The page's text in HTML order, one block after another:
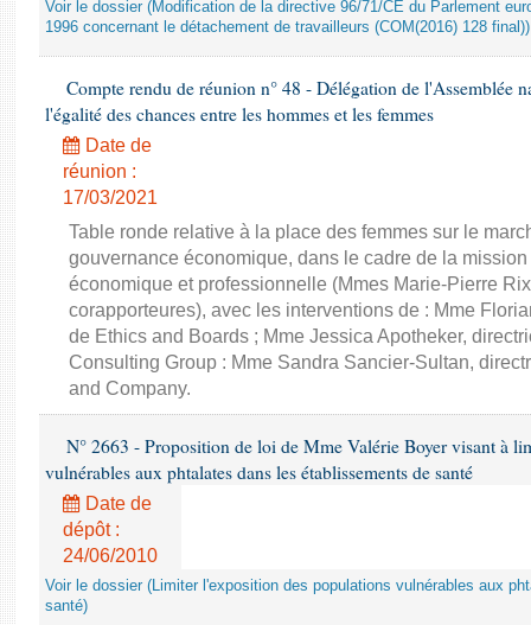
Voir le dossier (Modification de la directive 96/71/CE du Parlement
1996 concernant le détachement de travailleurs (COM(2016) 128 final))
Compte rendu de réunion n° 48 - Délégation de l'Assemblée
l'égalité des chances entre les hommes et les femmes
Date de
réunion :
17/03/2021
Table ronde relative à la place des femmes sur le
gouvernance économique, dans le cadre de la
économique et professionnelle (Mmes Marie-Pierre
corapporteures), avec les interventions de : Mme
de Ethics and Boards ; Mme Jessica Apotheker,
Consulting Group : Mme Sandra Sancier-Sultan,
and Company.
N° 2663 - Proposition de loi de Mme Valérie Boyer visant à
vulnérables aux phtalates dans les établissements de santé
Date de
dépôt :
24/06/2010
Voir le dossier (Limiter l'exposition des populations vulnérables aux
santé)